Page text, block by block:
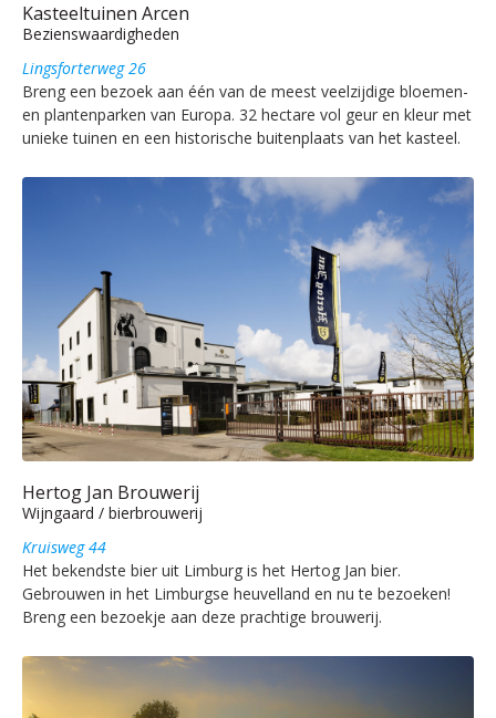
Kasteeltuinen Arcen
Bezienswaardigheden
Lingsforterweg 26
Breng een bezoek aan één van de meest veelzijdige bloemen-
en plantenparken van Europa. 32 hectare vol geur en kleur met
unieke tuinen en een historische buitenplaats van het kasteel.
Hertog Jan Brouwerij
Wijngaard / bierbrouwerij
Kruisweg 44
Het bekendste bier uit Limburg is het Hertog Jan bier.
Gebrouwen in het Limburgse heuvelland en nu te bezoeken!
Breng een bezoekje aan deze prachtige brouwerij.